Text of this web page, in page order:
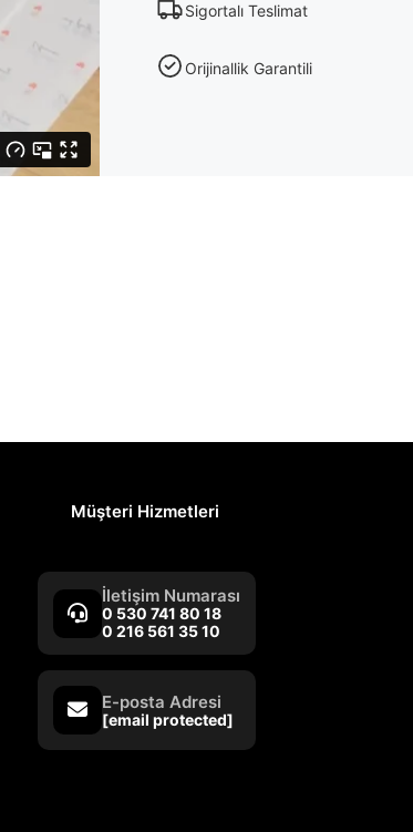
Sigortalı Teslimat
Orijinallik Garantili
Müşteri Hizmetleri
İletişim Numarası
0 530 741 80 18
0 216 561 35 10
E-posta Adresi
[email protected]